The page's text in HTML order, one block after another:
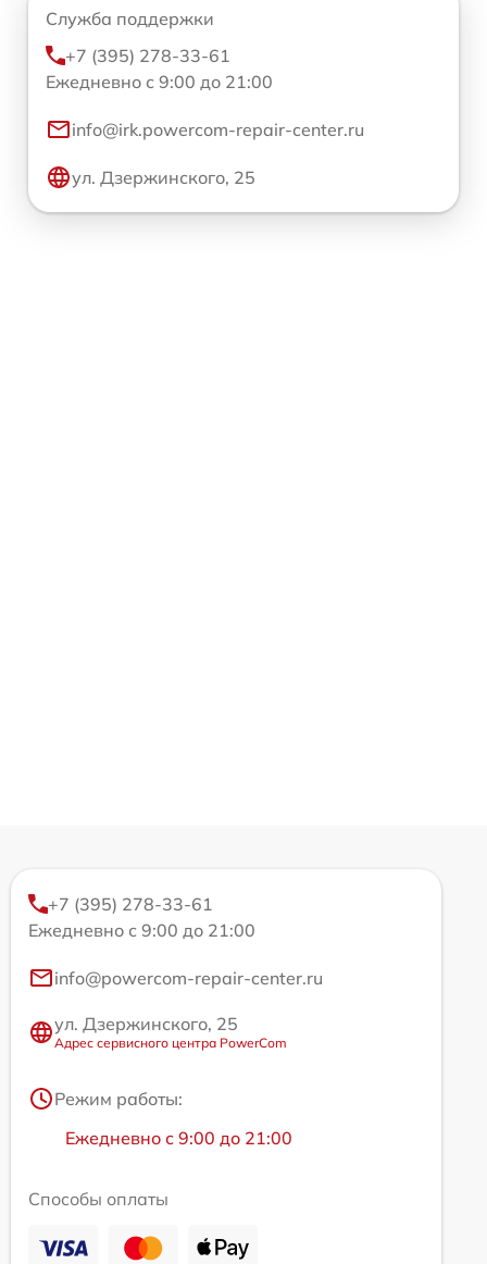
Служба поддержки
+7 (395) 278-33-61
Ежедневно с 9:00 до 21:00
info@irk.powercom-repair-center.ru
ул. Дзержинского, 25
+7 (395) 278-33-61
Ежедневно с 9:00 до 21:00
info@powercom-repair-center.ru
ул. Дзержинского, 25
Адрес сервисного центра PowerCom
Режим работы:
Ежедневно с 9:00 до 21:00
Способы оплаты